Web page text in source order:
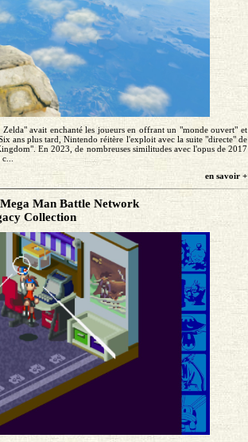
avait enchanté les joueurs en offrant un "monde ouvert" et
ans plus tard, Nintendo réitère l'exploit avec la suite "directe" de
En 2023, de nombreuses similitudes avec l'opus de 2017
en savoir +
Man Battle Network
Collection